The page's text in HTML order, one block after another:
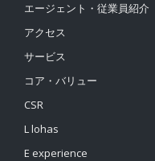
エージェント・従業員紹介
アクセス
サービス
コア・バリュー
CSR
L lohas
E experience